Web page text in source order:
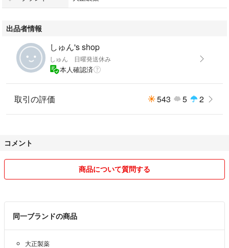
出品者情報
しゅん's shop
しゅん 日曜発送休み
本人確認済
取引の評価 543 5 2
コメント
商品について質問する
同一ブランドの商品
大正製薬